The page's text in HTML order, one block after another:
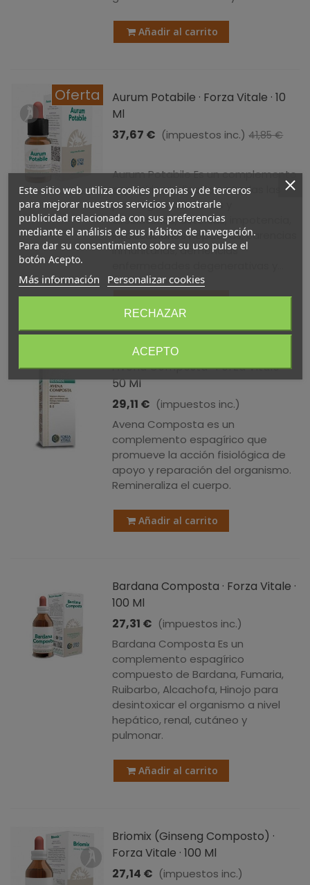
Añadir al carrito
Oferta
Aurum Potabile · Forza Vitale · 10
Ml
37,67 € (impuestos inc.) 41,85 €
Aurum Potabile Es un complemento
espagírico indicado en todas las
patologías cardíacas y
circulatorias, astenias, impotencia,
intoxicaciones hepáticas, carencias
inmunitarias, demencias
Añadir al carrito
Avena Composta · Forza Vitale ·
50 Ml
29,11 € (impuestos inc.)
Avena Composta es un
complemento espagírico que
promueve la acción fisiológica de
apoyo y reparación del organismo.
Remineraliza el cuerpo.
Añadir al carrito
Bardana Composta · Forza Vitale ·
100 Ml
27,31 € (impuestos inc.)
Bardana Composta Es un
complemento espagírico
compuesto de Bardana, Fumaria,
Ruibarbo, Alcachofa, Hinojo para
desintoxicar el organismo a nivel
hepático, renal, cutáneo y
pulmonar.
Añadir al carrito
Briomix (Ginseng Composto) ·
Forza Vitale · 100 Ml
27,14 € (impuestos inc.)
Este sitio web utiliza cookies propias y de terceros
para mejorar nuestros servicios y mostrarle
publicidad relacionada con sus preferencias
mediante el análisis de sus hábitos de navegación.
Para dar su consentimiento sobre su uso pulse el
botón Acepto.
Más información Personalizar cookies
RECHAZAR
ACEPTO